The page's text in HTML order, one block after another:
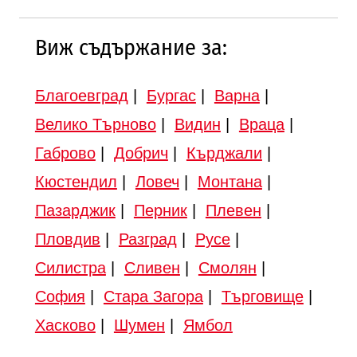
Виж съдържание за:
Благоевград Бургас| Варна|
Велико Търново| Видин Враца|
Габрово| Добрич Кърджали
Кюстендил
Ловеч Монтана|
Пазарджик| Перник| Плевен
Пловдив
Разград Русе|
Силистра| Сливен Смолян
София
Стара Загора| Търговище|
Хасково| Шумен Ямбол